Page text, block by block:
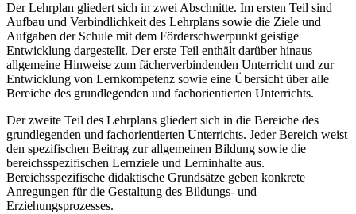
Der Lehrplan gliedert sich in zwei Abschnitte. Im ersten Teil sind
Aufbau und Verbindlichkeit des Lehrplans sowie die Ziele und
Aufgaben der Schule mit dem Förderschwerpunkt geistige
Entwicklung dargestellt. Der erste Teil enthält darüber hinaus
allgemeine Hinweise zum fächerverbindenden Unterricht und zur
Entwicklung von Lernkompetenz sowie eine Übersicht über alle
Bereiche des grundlegenden und fachorientierten Unterrichts.
Der zweite Teil des Lehrplans gliedert sich in die Bereiche des
grundlegenden und fachorientierten Unterrichts. Jeder Bereich weist
den spezifischen Beitrag zur allgemeinen Bildung sowie die
bereichsspezifischen Lernziele und Lerninhalte aus.
Bereichsspezifische didaktische Grundsätze geben konkrete
Anregungen für die Gestaltung des Bildungs- und
Erziehungsprozesses.